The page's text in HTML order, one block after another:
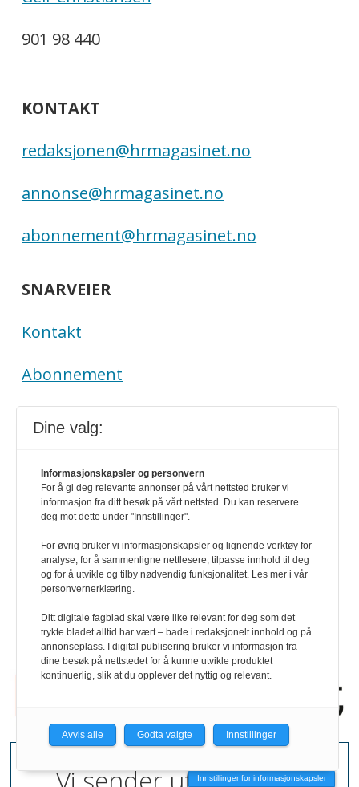
901 98 440
KONTAKT
redaksjonen@hrmagasinet.no
annonse@hrmagasinet.no
abonnement@hrmagasinet.no
SNARVEIER
Kontakt
Abonnement
E-magasin
HR-guiden
Personvernerklæring
HRmagasinet på LinkedIn
HRmagasinet på Facebook
Innstillinger for informasjonskapsler
Dine valg:
Informasjonskapsler og personvern
For å gi deg relevante annonser på vårt nettsted bruker vi
informasjon fra ditt besøk på vårt nettsted. Du kan reservere
deg mot dette under "Innstillinger".
For øvrig bruker vi informasjonskapsler og lignende verktøy for
analyse, for å sammenligne nettlesere, tilpasse innhold til deg
og for å utvikle og tilby nødvendig funksjonalitet. Les mer i vår
personvernerklæring.
Ditt digitale fagblad skal være like relevant for deg som det
trykte bladet alltid har vært – bade i redaksjonelt innhold og på
annonseplass. I digital publisering bruker vi informasjon fra
dine besøk på nettstedet for å kunne utvikle produktet
kontinuerlig, slik at du opplever det nyttig og relevant.
Avvis alle Godta valgte Innstillinger